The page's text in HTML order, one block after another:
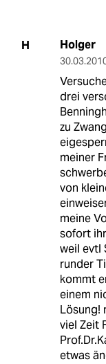
H Holger
drei
zu
meiner
von
meine
sofort
weil evtl
runder
kommt
einem
Lösung!
viel Zeit
etwas